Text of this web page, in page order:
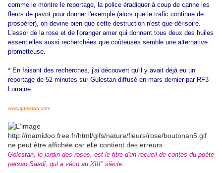
comme le montre le reportage, la police éradiquer à coup de canne les
fleurs de pavot pour donner l'exemple (alors que le trafic continue de
prospérer), on devine bien que cette destruction n'est que dérisoire.
L'essor de la rose et de l'oranger amer qui donnent tous deux des huiles
essentielles aussi recherchées que coûteuses semble une alternative
prometteuse.
* En faisant des recherches, j'ai découvert qu'il y avait déjà eu un
reportage de 52 minutes sur Gulestan diffusé en mars dernier par RF3
Lorraine.
www.gulestan.com
Golestan, le jardin des roses, est le titre d'un recueil de contes du poète
persan Saadi, qui a vécu au XIII° siècle.